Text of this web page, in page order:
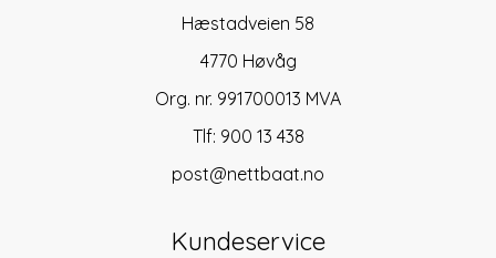
Hæstadveien 58
4770 Høvåg
Org. nr. 991700013 MVA
Tlf: 900 13 438
post@nettbaat.no
Kundeservice